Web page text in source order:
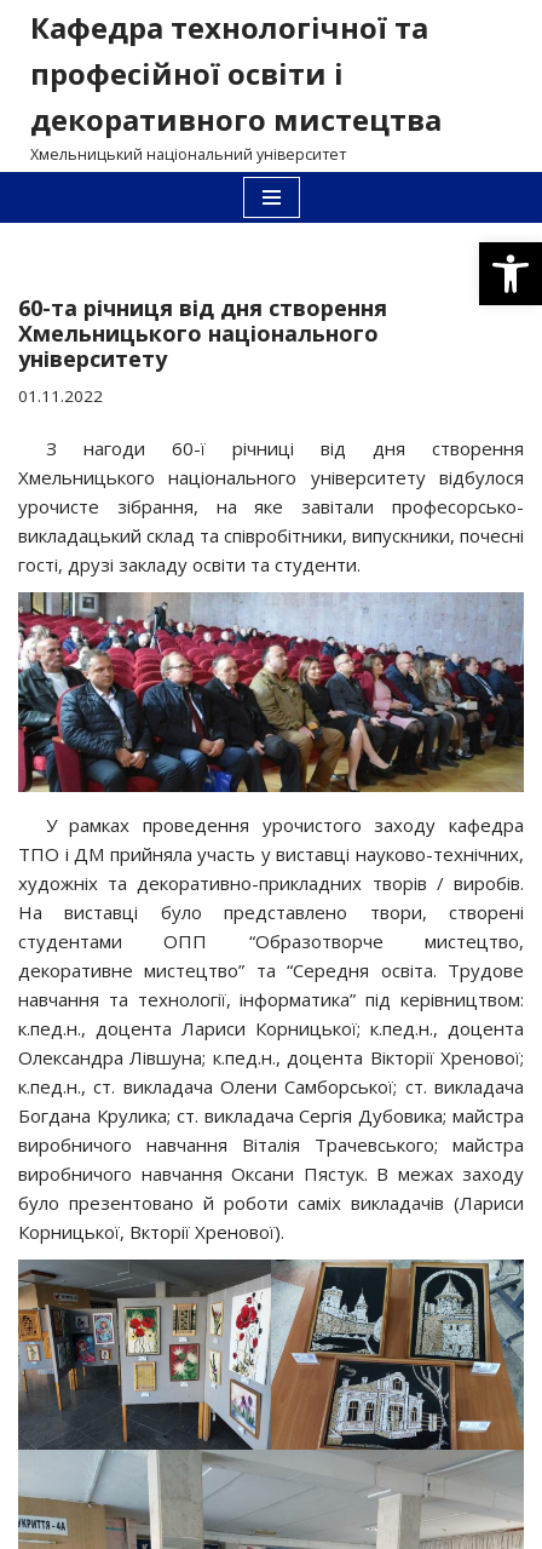
Перейти
вмісту
Кафедра технологічної та
професійної освіти і
декоративного мистецтва
Хмельницький національний університет
60-та річниця від дня створення
Хмельницького національного
університету
01.11.2022
З нагоди 60-ї річниці від дня створення
Хмельницького національного університету відбулося
урочисте зібрання, на яке завітали професорсько-
викладацький склад та співробітники, випускники, почесні
гості, друзі закладу освіти та студенти.
У рамках проведення урочистого заходу кафедра
ТПО і ДМ прийняла участь у виставці науково-технічних,
художніх та декоративно-прикладних творів / виробів.
На виставці було представлено твори, створені
студентами ОПП “Образотворче мистецтво,
декоративне мистецтво” та “Середня освіта. Трудове
навчання та технології, інформатика” під керівництвом:
к.пед.н., доцента Лариси Корницької; к.пед.н., доцента
Олександра Лівшуна; к.пед.н., доцента Вікторії Хренової;
к.пед.н., ст. викладача Олени Самборської; ст. викладача
Богдана Крулика; ст. викладача Сергія Дубовика; майстра
виробничого навчання Віталія Трачевського; майстра
виробничого навчання Оксани Пястук. В межах заходу
було презентовано й роботи саміх викладачів (Лариси
Корницької, Вкторії Хренової).